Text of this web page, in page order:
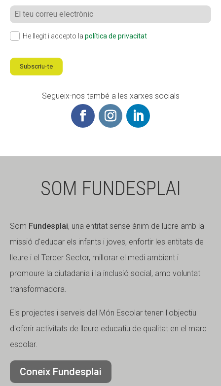
He llegit i accepto la política de privacitat
Subscriu-te
Segueix-nos també a les xarxes socials
SOM FUNDESPLAI
Som Fundesplai, una entitat sense ànim de lucre amb la
missió d'educar els infants i joves, enfortir les entitats de
lleure i el Tercer Sector, millorar el medi ambient i
promoure la ciutadania i la inclusió social, amb voluntat
transformadora.
Els projectes i serveis del Món Escolar tenen l'objectiu
d'oferir activitats de lleure educatiu de qualitat en el marc
escolar.
Coneix Fundesplai